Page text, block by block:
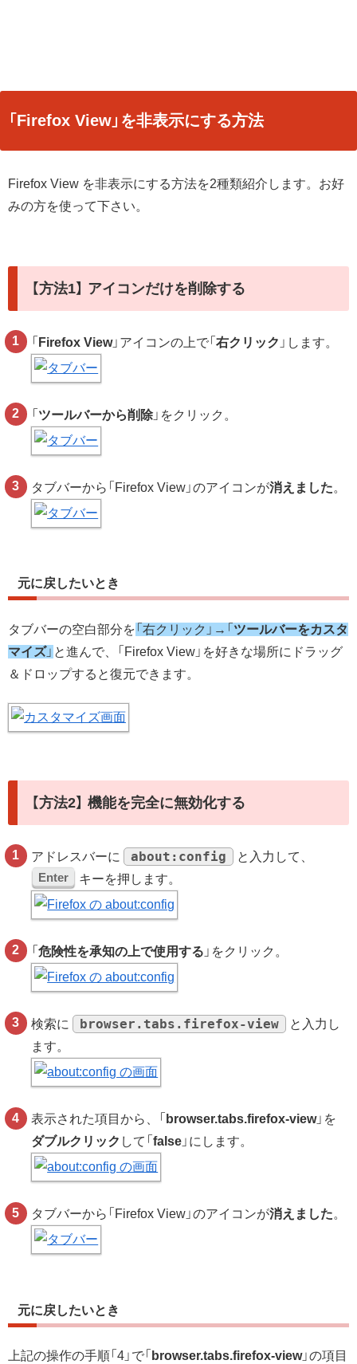
「Firefox View」を非表示にする方法
Firefox View を非表示にする方法を2種類紹介します。お好
みの方を使って下さい。
【方法1】 アイコンだけを削除する
「 Firefox View」アイコンの上で「右クリック 」します。
「 ツールバーから削除」をクリック。
タブバーから「Firefox View」のアイコンが消えました。
元に戻したいとき
タブバーの空白部分を 「右クリック」→「 ツールバーをカスタ
マイズ」 と進んで、「Firefox View」を好きな場所にドラッグ
＆ドロップすると復元できます。
【方法2】 機能を完全に無効化する
アドレスバーに about:config
と入力して、
Enter
キーを押します。
「危険性を承知の上で使用する 」をクリック。
検索に browser.tabs.firefox-view
と入力し
ます。
表示された項目から、「 browser.tabs.firefox-view」を
ダブルクリック して「false 」にします。
タブバーから「Firefox View」のアイコンが消えました。
元に戻したいとき
上記の操作の手順「4」で「 browser.tabs.firefox-view」の項目